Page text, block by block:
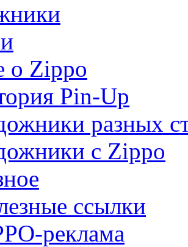
о Zippo
Pin-Up
разных
с Zippo
ссылки
реклама